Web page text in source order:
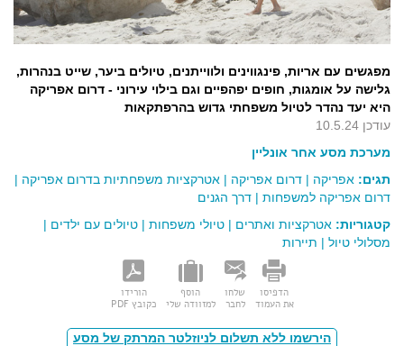
מפגשים עם אריות, פינגווינים ולווייתנים, טיולים ביער, שייט בנהרות,
גלישה על אומגות, חופים יפהפיים וגם בילוי עירוני - דרום אפריקה
היא יעד נהדר לטיול משפחתי גדוש בהרפתקאות
עודכן 10.5.24
מערכת מסע אחר אונליין
תגים: אפריקה | דרום אפריקה | אטרקציות משפחתיות בדרום אפריקה |
דרום אפריקה למשפחות | דרך הגנים
קטגוריות: אטרקציות ואתרים | טיולי משפחות | טיולים עם ילדים |
מסלולי טיול | תיירות
הדפיסו
את העמוד
שלחו
לחבר
הוסף
למזוודה שלי
הורידו
כקובץ PDF
הירשמו ללא תשלום לניוזלטר המרתק של מסע